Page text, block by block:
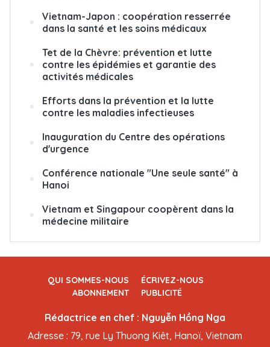
Vietnam-Japon : coopération resserrée
dans la santé et les soins médicaux
Tet de la Chèvre: prévention et lutte
contre les épidémies et garantie des
activités médicales
Efforts dans la prévention et la lutte
contre les maladies infectieuses
Inauguration du Centre des opérations
d'urgence
Conférence nationale "Une seule santé" à
Hanoi
Vietnam et Singapour coopèrent dans la
médecine militaire
QUI SOMMES-NOUS
ÉCRIVEZ-NOUS
ABONNEMENT
PUBLICITÉ
Rédactrice en chef : Nguyễn Hồng Nga
Adresse : 79, rue Ly Thuong Kiêt, Hanoï, Vietnam